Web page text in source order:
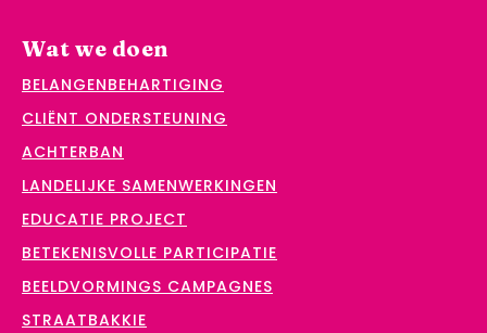
Wat we doen
BELANGENBEHARTIGING
CLIËNT ONDERSTEUNING
ACHTERBAN
LANDELIJKE SAMENWERKINGEN
EDUCATIE PROJECT
BETEKENISVOLLE PARTICIPATIE
BEELDVORMINGS CAMPAGNES
STRAATBAKKIE